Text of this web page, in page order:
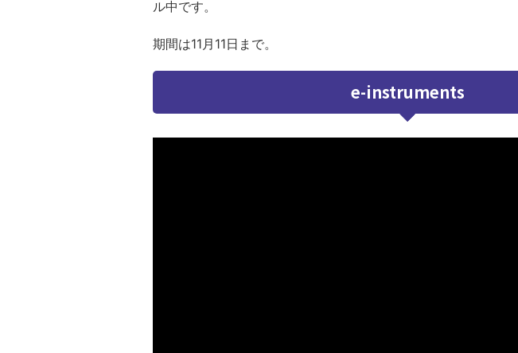
ル中です。
期間は11月11日まで。
e-instruments